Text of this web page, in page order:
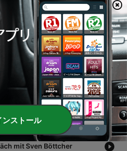
: https://bit.ly/3XyjG0O
RTL+ : https://bit.ly/4eggzl6
Plattformen
bundbsocial/
people/BB/61580250980172/
& Böttcher: Weltkrieg in
& Böttcher. Mit
ins Endspiel?
& Böttcher. Triumph des
mal Bier holen
friedenssüchtig! Gesa
mit Sven Böttcher
ンストール